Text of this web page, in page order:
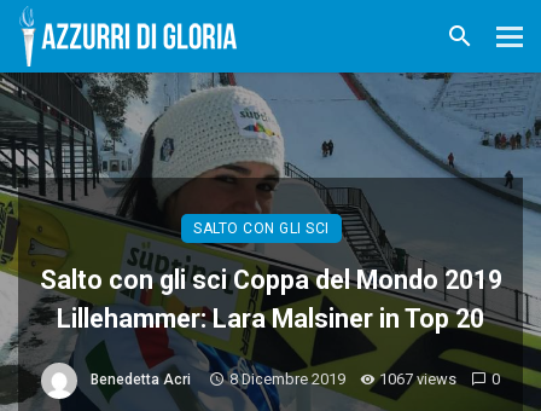
SALTO CON GLI SCI
Salto con gli sci Coppa del Mondo 2019
Lillehammer: Lara Malsiner in Top 20
Benedetta Acri 8 Dicembre 2019 1067 views 0